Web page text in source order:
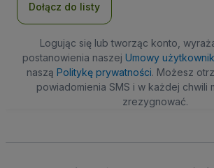
Dołącz do listy
Logując się lub tworząc konto,
postanowienia naszej Umowy
naszą Politykę prywatności. Możesz
powiadomienia SMS i w każdej chwili
zrezygnować.